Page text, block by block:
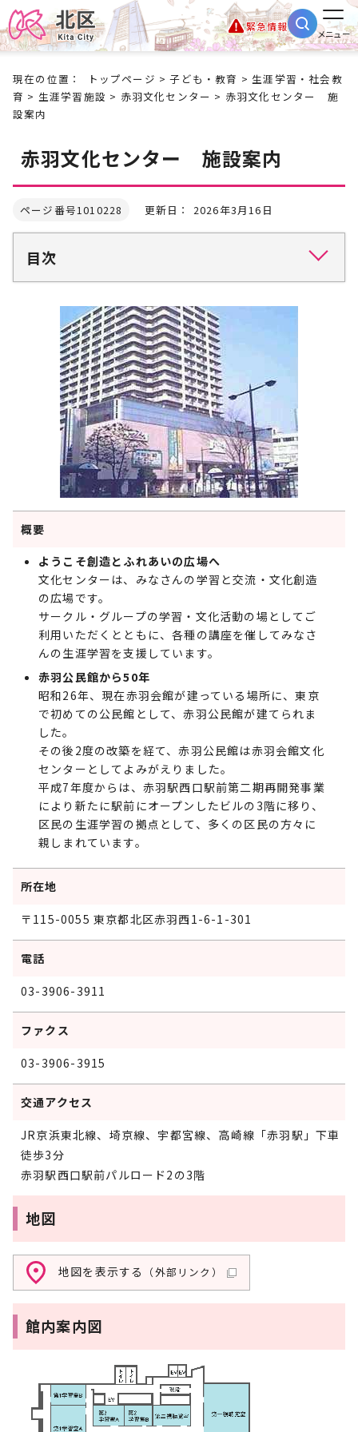
緊急情報
メニュー
現在の位置： トップページ >子ども・教育 > 生涯学習・社会教
育 > 生涯学習施設 > 赤羽文化センター > 赤羽文化センター 施
設案内
赤羽文化センター 施設案内
ページ番号1010228 更新日： 2026年3月16日
目次
概要
ようこそ創造とふれあいの広場へ
文化センターは、みなさんの学習と交流・文化創造
の広場です。
サークル・グループの学習・文化活動の場としてご
利用いただくとともに、各種の講座を催してみなさ
んの生涯学習を支援しています。
赤羽公民館から50年
昭和26年、現在赤羽会館が建っている場所に、東京
で初めての公民館として、赤羽公民館が建てられま
した。
その後2度の改築を経て、赤羽公民館は赤羽会館文化
センターとしてよみがえりました。
平成7年度からは、赤羽駅西口駅前第二期再開発事業
により新たに駅前にオープンしたビルの3階に移り、
区民の生涯学習の拠点として、多くの区民の方々に
親しまれています。
所在地
〒115-0055 東京都北区赤羽西1-6-1-301
電話
03-3906-3911
ファクス
03-3906-3915
交通アクセス
JR京浜東北線、埼京線、宇都宮線、高崎線「赤羽駅」下車
徒歩3分
赤羽駅西口駅前パルロード2の3階
地図
地図を表示する （外部リンク）
館内案内図